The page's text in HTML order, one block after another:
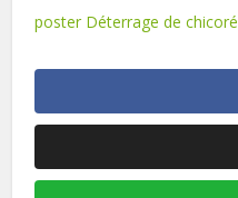
poster Déterrage de